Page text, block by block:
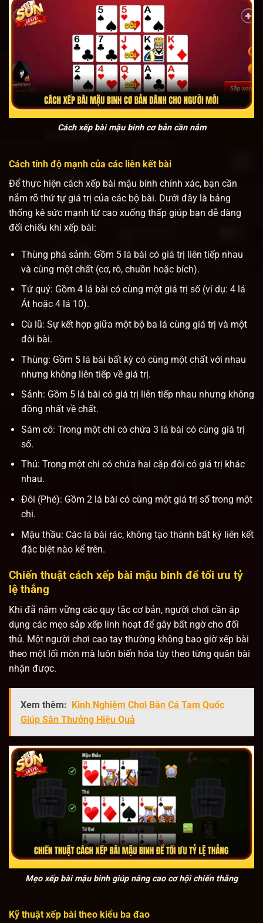
Cách xếp bài mậu binh cơ bản cần nắm
Cách tính độ mạnh của các liên kết bài
Để thực hiện cách xếp bài mậu binh chính xác, bạn cần
nắm rõ thứ tự giá trị của các bộ bài. Dưới đây là bảng
thống kê sức mạnh từ cao xuống thấp giúp bạn dễ dàng
đối chiếu khi xếp bài:
Thùng phá sảnh: Gồm 5 lá bài có giá trị liên tiếp nhau
và cùng một chất (cơ, rô, chuồn hoặc bích).
Tứ quý: Gồm 4 lá bài có cùng một giá trị số (ví dụ: 4 lá
Át hoặc 4 lá 10).
Cù lũ: Sự kết hợp giữa một bộ ba lá cùng giá trị và một
đôi bài.
Thùng: Gồm 5 lá bài bất kỳ có cùng một chất với nhau
nhưng không liên tiếp về giá trị.
Sảnh: Gồm 5 lá bài có giá trị liên tiếp nhau nhưng không
đồng nhất về chất.
Sám cô: Trong một chi có chứa 3 lá bài có cùng giá trị
số.
Thú: Trong một chi có chứa hai cặp đôi có giá trị khác
nhau.
Đôi (Phé): Gồm 2 lá bài có cùng một giá trị số trong một
chi.
Mậu thầu: Các lá bài rác, không tạo thành bất kỳ liên kết
đặc biệt nào kể trên.
Chiến thuật cách xếp bài mậu binh để tối ưu tỷ
lệ thắng
Khi đã nắm vững các quy tắc cơ bản, người chơi cần áp
dụng các mẹo sắp xếp linh hoạt để gây bất ngờ cho đối
thủ. Một người chơi cao tay thường không bao giờ xếp bài
theo một lối mòn mà luôn biến hóa tùy theo từng quân bài
nhận được.
Xem thêm: Kinh Nghiệm Chơi Bắn Cá Tam Quốc
Giúp Săn Thưởng Hiệu Quả
Mẹo xếp bài mậu binh giúp nâng cao cơ hội chiến thắng
Kỹ thuật xếp bài theo kiểu ba đao